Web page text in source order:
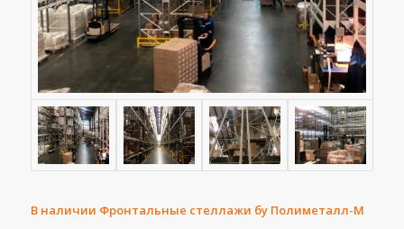
В наличии Фронтальные стеллажи бу Полиметалл-М